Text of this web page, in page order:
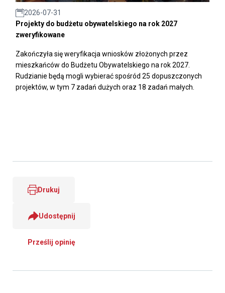
2026-07-31
Projekty do budżetu obywatelskiego na rok 2027
zweryfikowane
Zakończyła się weryfikacja wniosków złożonych przez
mieszkańców do Budżetu Obywatelskiego na rok 2027.
Rudzianie będą mogli wybierać spośród 25 dopuszczonych
projektów, w tym 7 zadań dużych oraz 18 zadań małych.
Drukuj
Udostępnij
Prześlij opinię